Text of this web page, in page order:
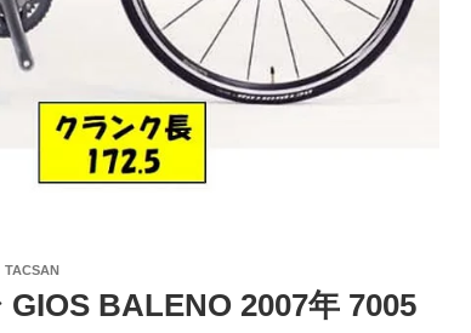
TACSAN
BALENO 2007年 7005